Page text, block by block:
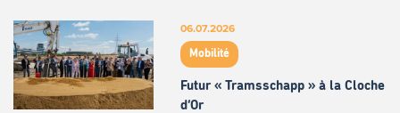
06.07.2026
Mobilité
Futur « Tramsschapp » à la Cloche
d’Or